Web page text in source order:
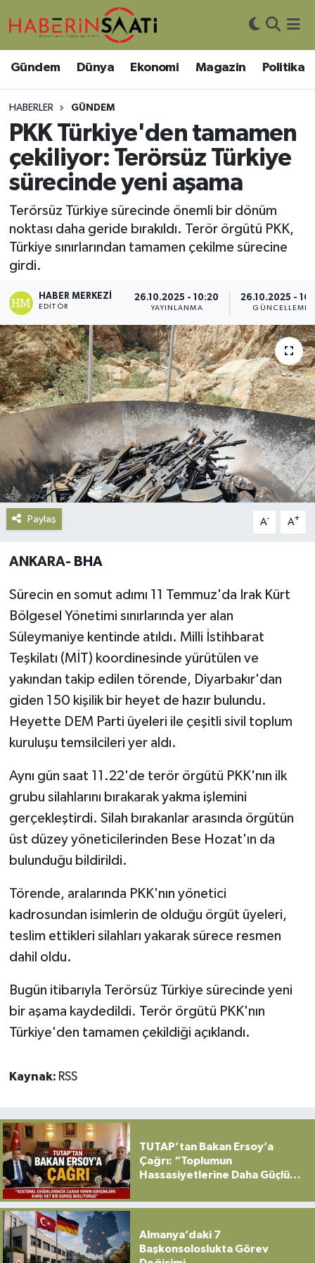
Gündem Dünya Ekonomi Magazin Politika
HABERLER GÜNDEM
PKK Türkiye'den tamamen
çekiliyor: Terörsüz Türkiye
sürecinde yeni aşama
Terörsüz Türkiye sürecinde önemli bir dönüm
noktası daha geride bırakıldı. Terör örgütü PKK,
Türkiye sınırlarından tamamen çekilme sürecine
girdi.
HABER MERKEZI
EDITÖR
26.10.2025 - 10:20
YAYINLANMA
26.10.2025 -
GÜNCELLEME
Paylaş A- A+
ANKARA- BHA
Sürecin en somut adımı 11 Temmuz'da Irak Kürt
Bölgesel Yönetimi sınırlarında yer alan
Süleymaniye kentinde atıldı. Milli İstihbarat
Teşkilatı (MİT) koordinesinde yürütülen ve
yakından takip edilen törende, Diyarbakır'dan
giden 150 kişilik bir heyet de hazır bulundu.
Heyette DEM Parti üyeleri ile çeşitli sivil toplum
kuruluşu temsilcileri yer aldı.
Aynı gün saat 11.22'de terör örgütü PKK'nın ilk
grubu silahlarını bırakarak yakma işlemini
gerçekleştirdi. Silah bırakanlar arasında örgütün
üst düzey yöneticilerinden Bese Hozat'ın da
bulunduğu bildirildi.
Törende, aralarında PKK'nın yönetici
kadrosundan isimlerin de olduğu örgüt üyeleri,
teslim ettikleri silahları yakarak sürece resmen
dahil oldu.
Bugün itibarıyla Terörsüz Türkiye sürecinde yeni
bir aşama kaydedildi. Terör örgütü PKK'nın
Türkiye'den tamamen çekildiği açıklandı.
Kaynak: RSS
TUTAP’tan Bakan Ersoy’a
Çağrı: “Toplumun
Hassasiyetlerine Daha Güçlü
Almanya’daki 7
Başkonsoloslukta Görev
Asayiş
Bilim ve Teknoloji
Çevre
DIŞ HABER
Eğitim
Ekonomi
Genel
Gündem
Haberde İnsan
Kültür-Sanat
Magazin
Podcast
Politika
Sağlık
Siyaset
Yerel
Nöbetçi Eczaneler
Hava Durumu
Trafik Durumu
Süper Lig Puan Durumu ve Fikstür
Tüm Manşetler
Son Dakika Haberleri
Haber Arşivi